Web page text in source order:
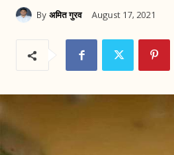
By अमित गुरव August 17, 2021